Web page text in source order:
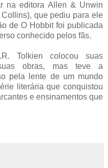
na editora Allen & Unwin
que pediu para ele
de O Hobbit foi publicada
conhecido pelos fãs.
Tolkien colocou suas
obras, mas teve a
pela lente de um mundo
literária que conquistou
e ensinamentos que